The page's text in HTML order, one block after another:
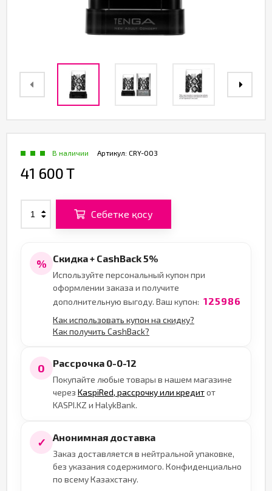
Артикул: CRY-003
В наличии
41 600 T
Себетке қосу
% Скидка + CashBack 5%
Используйте персональный купон при
оформлении заказа и получите
дополнительную выгоду. Ваш купон: 125986
Как использовать купон на скидку?
Как получить CashBack?
0 Рассрочка 0-0-12
Покупайте любые товары в нашем магазине
через KaspiRed, рассрочку или кредитот
KASPI.KZ и HalykBank.
✓ Анонимная доставка
Заказ доставляется в нейтральной упаковке,
без указания содержимого. Конфиденциально
по всему Казахстану.